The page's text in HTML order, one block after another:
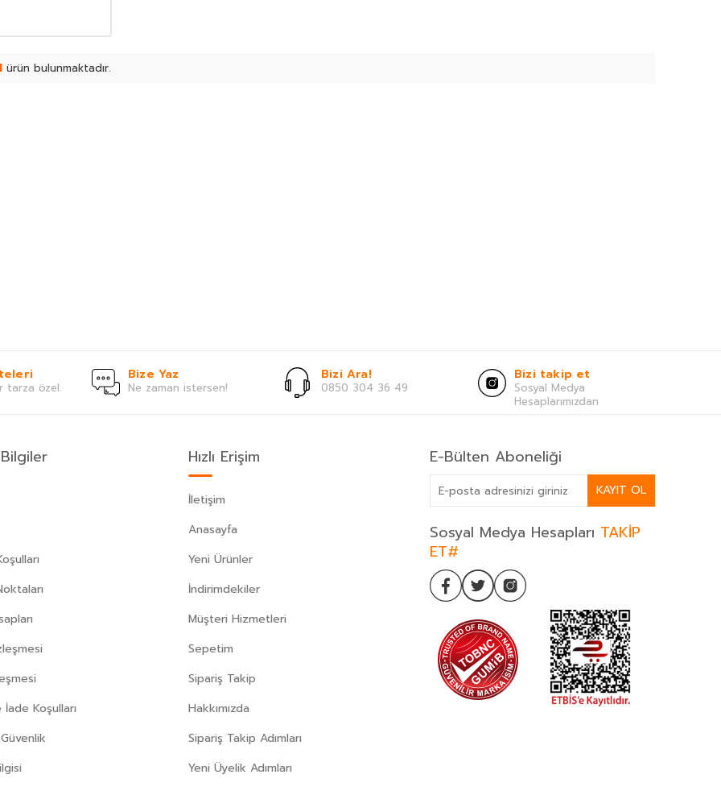
ürün bulunmaktadır.
tarza özel.
Bize Yaz
Ne zaman istersen!
Bizi Ara!
0850 304 36 49
Bizi takip et
Sosyal Medya
Hesaplarımızdan
Koşulları
Hızlı Erişim
İletişim
Anasayfa
Yeni Ürünler
İndirimdekiler
Müşteri Hizmetleri
Sepetim
Sipariş Takip
Hakkımızda
Sipariş Takip Adımları
Yeni Üyelik Adımları
E-Bülten Aboneliği
KAYIT OL
Sosyal Medya Hesapları TAKİP
ET#